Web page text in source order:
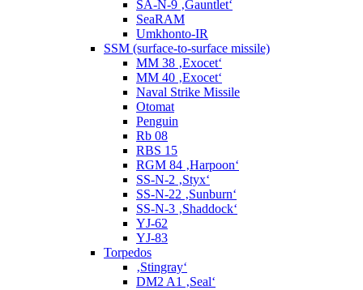
SA-N-9 ‚Gauntlet‘
SeaRAM
Umkhonto-IR
SSM (surface-to-surface missile)
MM 38 ‚Exocet‘
MM 40 ‚Exocet‘
Naval Strike Missile
Otomat
Penguin
Rb 08
RBS 15
RGM 84 ‚Harpoon‘
SS-N-2 ‚Styx‘
SS-N-22 ‚Sunburn‘
SS-N-3 ‚Shaddock‘
YJ-62
YJ-83
Torpedos
‚Stingray‘
DM2 A1 ‚Seal‘